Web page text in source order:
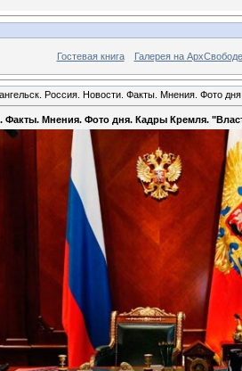
Гостевая книга Галерея на АрхСвободе
Россия. Новости. Факты. Мнения. Фото
Факты. Мнения. Фото дня. Кадры Кремля.